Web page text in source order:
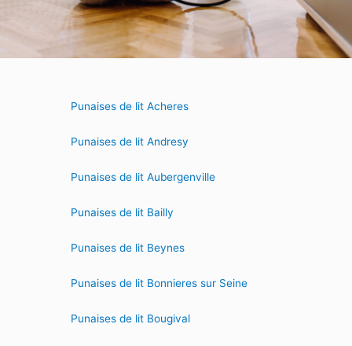
Punaises de lit Acheres
Punaises de lit Andresy
Punaises de lit Aubergenville
Punaises de lit Bailly
Punaises de lit Beynes
Punaises de lit Bonnieres sur Seine
Punaises de lit Bougival